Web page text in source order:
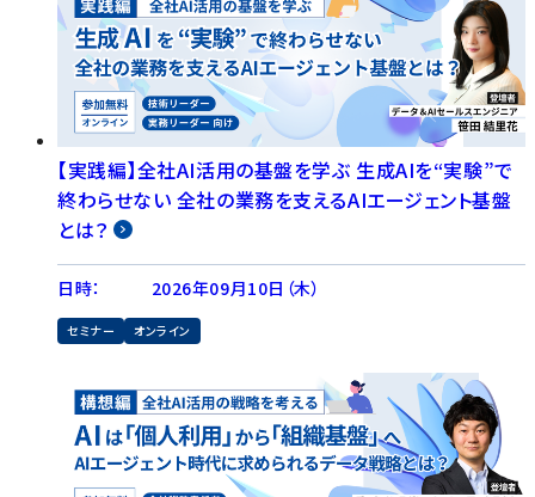
【実践編】全社AI活用の基盤を学ぶ 生成AIを“実験”で
終わらせない 全社の業務を支えるAIエージェント基盤
とは？
日時： 2026年09月10日（木）
セミナー オンライン